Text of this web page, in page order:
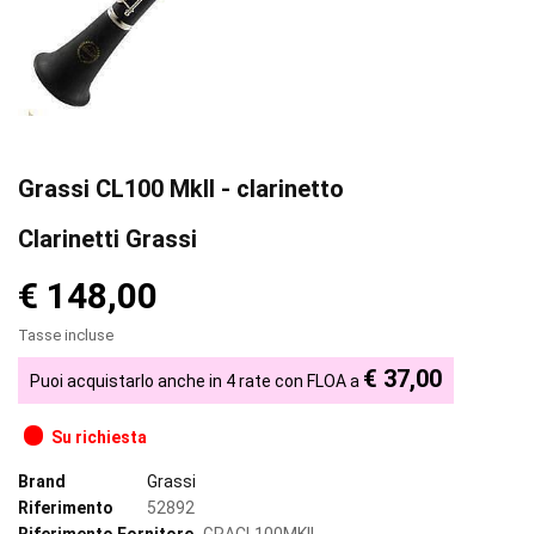
Grassi CL100 MkII - clarinetto
Clarinetti Grassi
€ 148,00
Tasse incluse
Puoi acquistarlo anche in 4 rate con FLOA a € 37,00
Su richiesta
Brand
Grassi
Riferimento
52892